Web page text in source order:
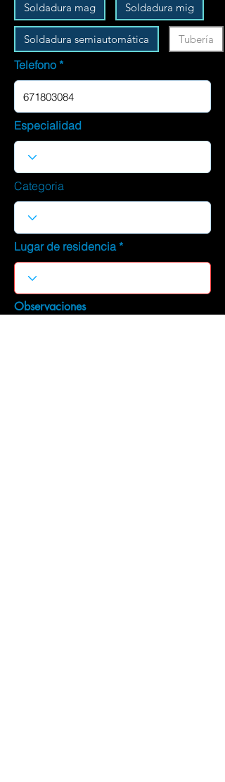
Soldadura mag Soldadura mig
Soldadura semiautomática Tubería
Telefono
Especialidad
Categoria
Lugar de residencia
Observaciones